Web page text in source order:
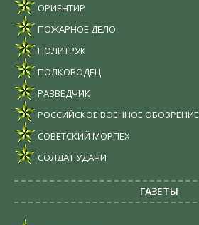
ОРИЕНТИР
ПОЖАРНОЕ ДЕЛО
ПОЛИТРУК
ПОЛКОВОДЕЦ
РАЗВЕДЧИК
РОССИЙСКОЕ ВОЕННОЕ ОБОЗРЕНИЕ
СОВЕТСКИЙ МОРПЕХ
СОЛДАТ УДАЧИ
ГАЗЕТЫ